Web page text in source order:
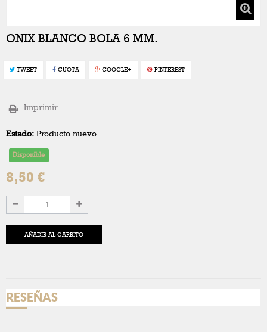
ONIX BLANCO BOLA 6 MM.
TWEET CUOTA GOOGLE+ PINTEREST
Imprimir
Estado: Producto nuevo
Disponible
8,50 €
AÑADIR AL CARRITO
RESEÑAS